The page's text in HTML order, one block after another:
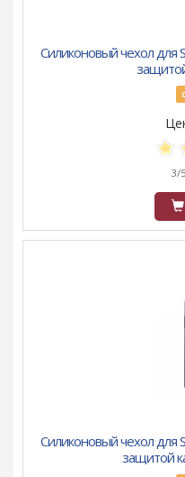
Силиконовый чехол для
3/
Силиконовый чехол для
защитой